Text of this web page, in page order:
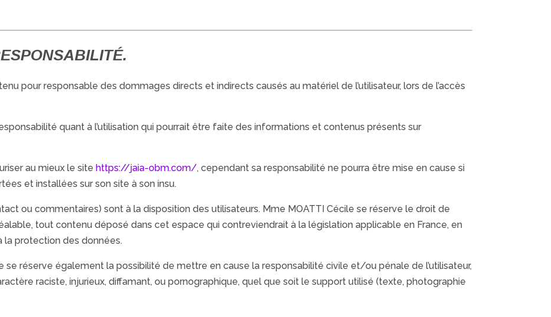
pour responsable des dommages directs et indirects causés au matériel de l’utilisateur, lors de l’accès
quant à l’utilisation qui pourrait être faite des informations et contenus présents sur
au mieux le site https://jaia-obm.com/, cependant sa responsabilité ne pourra être mise en cause si
et installées sur son site à son insu.
ou commentaires) sont à la disposition des utilisateurs. Mme MOATTI Cécilese réserve le droit de
tout contenu déposé dans cet espace qui contreviendrait à la législation applicable en France, en
la protection des données.
se réserve également la possibilité de mettre en cause la responsabilité civile et/ou pénale de l’utilisateur,
raciste, injurieux, diffamant, ou pornographique, quel que soit le support utilisé (texte, photographie